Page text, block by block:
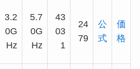
3.2
0G
Hz
5.7
0G
Hz
43
03
1
24
79
公
式
価
格